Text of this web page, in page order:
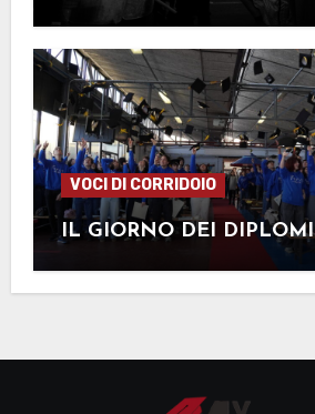
VOCI DI CORRIDOIO
IL GIORNO DEI DIPLOMI